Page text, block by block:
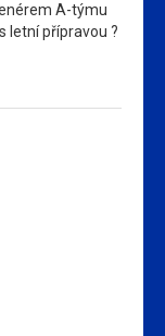
A-týmu
letní přípravou ?